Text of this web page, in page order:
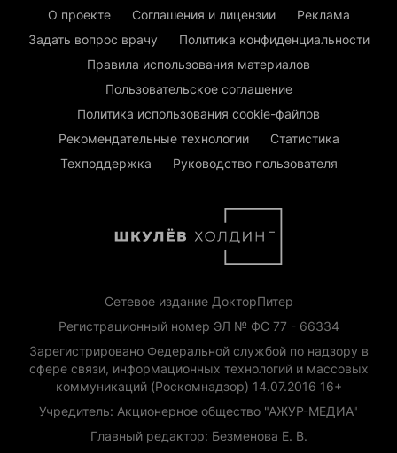
О проекте Соглашения и лицензии
Реклама
Задать вопрос врачу
Политика конфиденциальности
Правила использования материалов
Пользовательское соглашение
Политика использования cookie-файлов
Рекомендательные технологии
Статистика
Техподдержка
Руководство пользователя
Сетевое издание ДокторПитер
Регистрационный номер ЭЛ № ФС 77 - 66334
Зарегистрировано Федеральной службой по надзору в
сфере связи, информационных технологий и массовых
коммуникаций (Роскомнадзор) 14.07.2016 16+
Учредитель: Акционерное общество "АЖУР-МЕДИА"
Главный редактор: Безменова Е. В.